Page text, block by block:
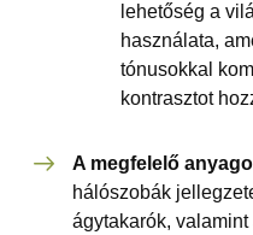
lehetőség a
használata,
tónusokkal
kontrasztot
A megfelelő
hálószobák
ágytakarók,